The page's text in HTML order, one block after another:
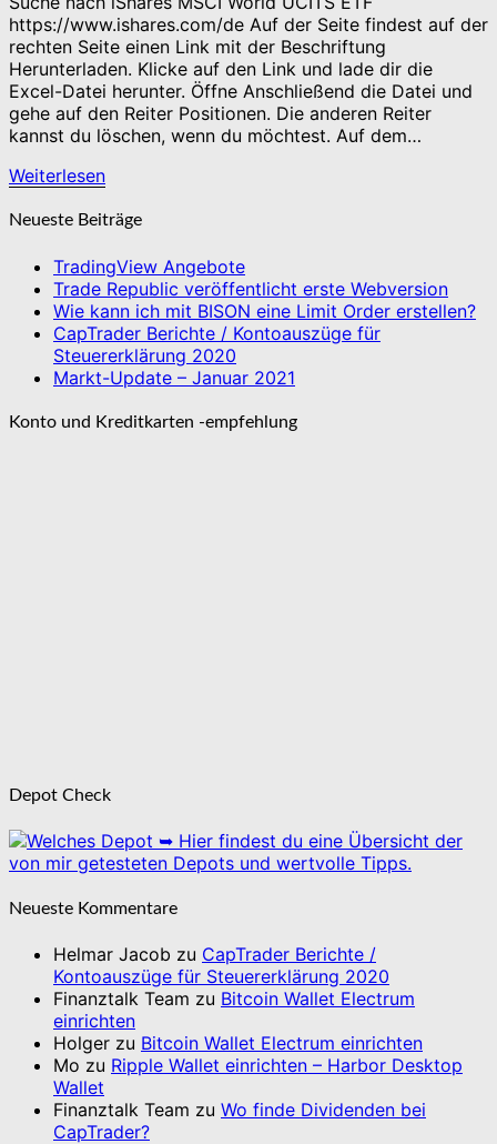
https://www.ishares.com/de Auf der Seite findest auf der
rechten Seite einen Link mit der Beschriftung
Herunterladen. Klicke auf den Link und lade dir die
Excel-Datei herunter. Öffne Anschließend die Datei und
gehe auf den Reiter Positionen. Die anderen Reiter
kannst du löschen, wenn du möchtest. Auf dem…
WeiterlesenWeiterlesen
Neueste Beiträge
TradingView Angebote
Trade Republic veröffentlicht erste Webversion
Wie kann ich mit BISON eine Limit Order erstellen?
CapTrader Berichte / Kontoauszüge für
Steuererklärung 2020
Markt-Update – Januar 2021
Konto und Kreditkarten -empfehlung
Depot Check
➥ Hier findest du eine Übersicht der
von mir getesteten Depots und wertvolle Tipps.
Neueste Kommentare
Helmar Jacob zu CapTrader Berichte /
Kontoauszüge für Steuererklärung 2020
Finanztalk Team zu Bitcoin Wallet Electrum
einrichten
Holger zu Bitcoin Wallet Electrum einrichten
Mo zu Ripple Wallet einrichten – Harbor Desktop
Wallet
Finanztalk Team zu Wo finde Dividenden bei
CapTrader?